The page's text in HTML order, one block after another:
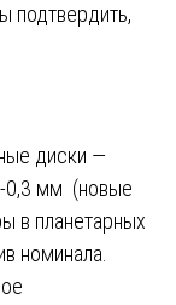
подтвердить,
диски —
0,3 мм (новые
в планетарных
номинала.